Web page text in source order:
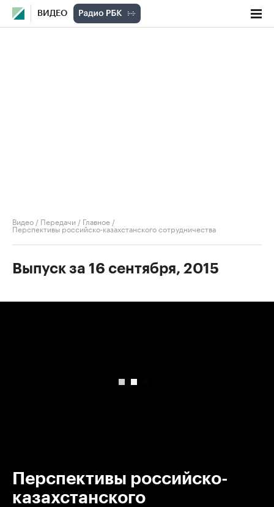
ВИДЕО
Видео / Передачи / Главное /
Перспективы российско-казахстанского сотрудничества
Выпуск за 16 сентября, 2015
Перспективы российско-
казахстанского